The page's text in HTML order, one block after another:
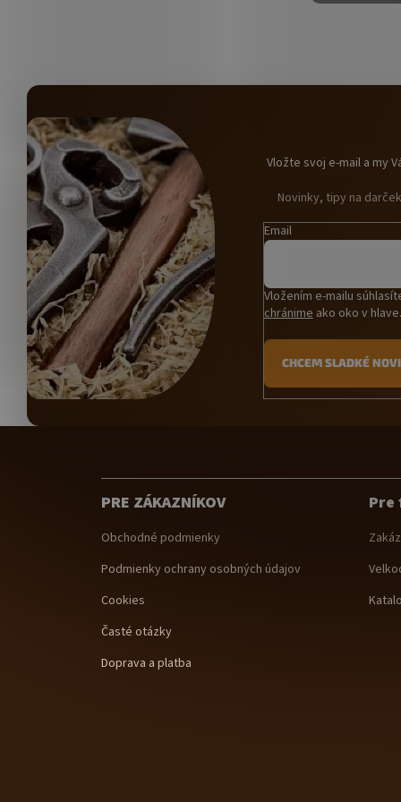
Vložte svoj e-mail a my
Novinky, tipy na
Email
Vložením e-mailu
chránime ako oko v hlave.
CHCEM SLADKÉ
PRE ZÁKAZNÍKOV
Obchodné podmienky
Podmienky ochrany osobných údajov
Cookies
Časté otázky
Doprava a platba
Pre